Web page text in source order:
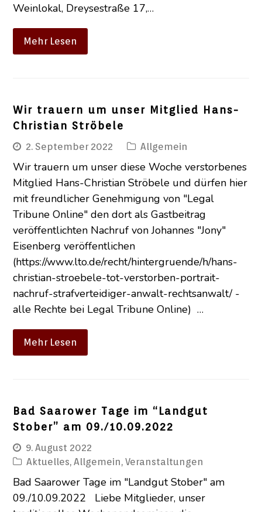
Weinlokal, Dreysestraße 17,…
Mehr Lesen
Wir trauern um unser Mitglied Hans-
Christian Ströbele
2. September 2022 Allgemein
Wir trauern um unser diese Woche verstorbenes
Mitglied Hans-Christian Ströbele und dürfen hier
mit freundlicher Genehmigung von "Legal
Tribune Online" den dort als Gastbeitrag
veröffentlichten Nachruf von Johannes "Jony"
Eisenberg veröffentlichen
(https://www.lto.de/recht/hintergruende/h/hans-
christian-stroebele-tot-verstorben-portrait-
nachruf-strafverteidiger-anwalt-rechtsanwalt/ -
alle Rechte bei Legal Tribune Online) …
Mehr Lesen
Bad Saarower Tage im “Landgut
Stober” am 09./10.09.2022
9. August 2022
Aktuelles,Allgemein,Veranstaltungen
Bad Saarower Tage im "Landgut Stober" am
09./10.09.2022 Liebe Mitglieder, unser